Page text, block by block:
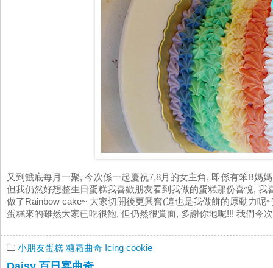
又到餓底每月一聚, 今次係一起慶祝7,8月的女主角, 即係有笨B媽
但我仍然好想整生日蛋糕我喜歡朋友看到我做的蛋糕那份喜悅,
做了Rainbow cake~ 大家切開後更興奮(這也是我做餅的原動力呢
蛋糕來的雖然大家已吃很飽, 但仍然很賞面, 多謝你地呢!!! 我們今
小朋友蛋糕 糖霜曲奇 Icing cookie